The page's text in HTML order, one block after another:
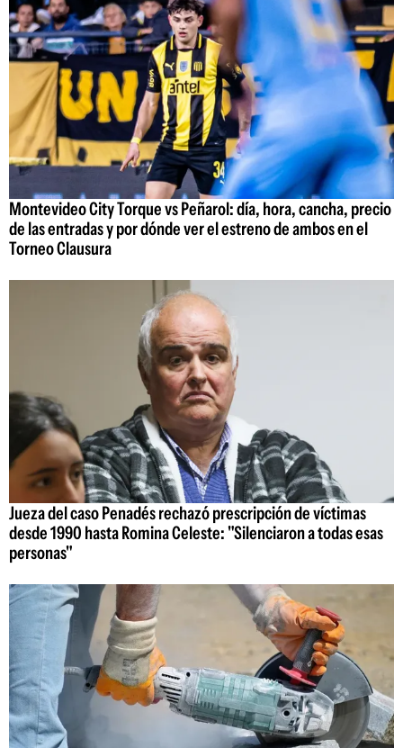
Montevideo City Torque vs Peñarol: día, hora, cancha, precio
de las entradas y por dónde ver el estreno de ambos en el
Torneo Clausura
Jueza del caso Penadés rechazó prescripción de víctimas
desde 1990 hasta Romina Celeste: "Silenciaron a todas esas
personas"